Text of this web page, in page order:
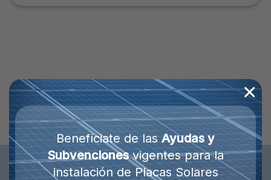
Benefíciate de las Ayudas y
Subvencionesvigentes para la
instalación de Placas Solares
×